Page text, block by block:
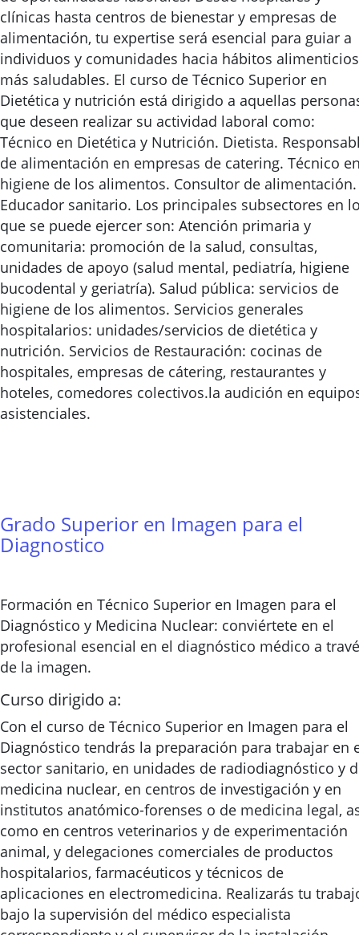
clínicas hasta centros de bienestar y empresas de
alimentación, tu expertise será esencial para guiar a
individuos y comunidades hacia hábitos alimenticios
más saludables. El curso de Técnico Superior en
Dietética y nutrición está dirigido a aquellas
que deseen realizar su actividad laboral como:
Técnico en Dietética y Nutrición. Dietista.
de alimentación en empresas de catering. Técnico
higiene de los alimentos. Consultor de alimentación.
Educador sanitario. Los principales subsectores en
que se puede ejercer son: Atención primaria y
comunitaria: promoción de la salud, consultas,
unidades de apoyo (salud mental, pediatría, higiene
bucodental y geriatría). Salud pública: servicios de
higiene de los alimentos. Servicios generales
hospitalarios: unidades/servicios de dietética y
nutrición. Servicios de Restauración: cocinas de
hospitales, empresas de cátering, restaurantes y
hoteles, comedores colectivos.la audición en
asistenciales.
Grado Superior en Imagen para el
Diagnostico
Formación en Técnico Superior en Imagen para el
Diagnóstico y Medicina Nuclear: conviértete en el
profesional esencial en el diagnóstico médico a
de la imagen.
Curso dirigido a:
Con el curso de Técnico Superior en Imagen para el
Diagnóstico tendrás la preparación para trabajar en
sector sanitario, en unidades de radiodiagnóstico y
medicina nuclear, en centros de investigación y en
institutos anatómico-forenses o de medicina legal,
como en centros veterinarios y de experimentación
animal, y delegaciones comerciales de productos
hospitalarios, farmacéuticos y técnicos de
aplicaciones en electromedicina. Realizarás tu
bajo la supervisión del médico especialista